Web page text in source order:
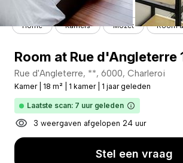
Home Kamers Mozet Room
Room at Rue d'Angleterre
Rue d'Angleterre, **, 6000, Charleroi
Kamer 18 m² 1 kamer 1 jaar geleden
Laatste scan: 7 uur geleden
3 weergaven afgelopen 24 uur
Stel een vraag